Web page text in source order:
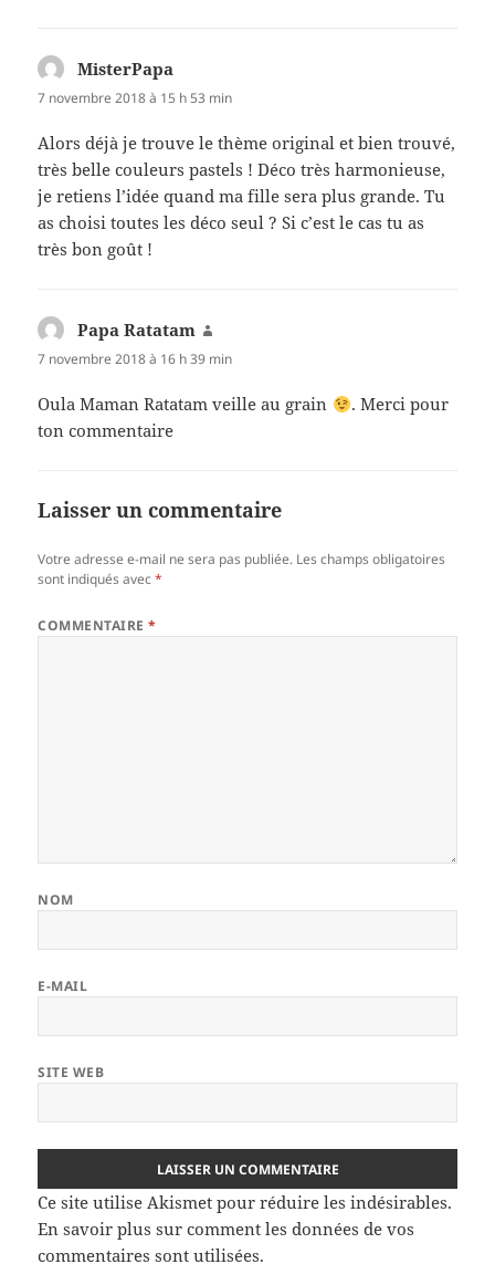
MisterPapa
7 novembre 2018 à 15 h 53 min
Alors déjà je trouve le thème original et bien trouvé,
très belle couleurs pastels ! Déco très harmonieuse,
je retiens l’idée quand ma fille sera plus grande. Tu
as choisi toutes les déco seul ? Si c’est le cas tu as
très bon goût !
Papa Ratatam
7 novembre 2018 à 16 h 39 min
Oula Maman Ratatam veille au grain
. Merci pour
ton commentaire
Laisser un commentaire
Votre adresse e-mail ne sera pas publiée. Les champs obligatoires
sont indiqués avec*
COMMENTAIRE*
NOM
E-MAIL
SITE WEB
Ce site utilise Akismet pour réduire les indésirables.
En savoir plus sur comment les données de vos
commentaires sont utilisées.